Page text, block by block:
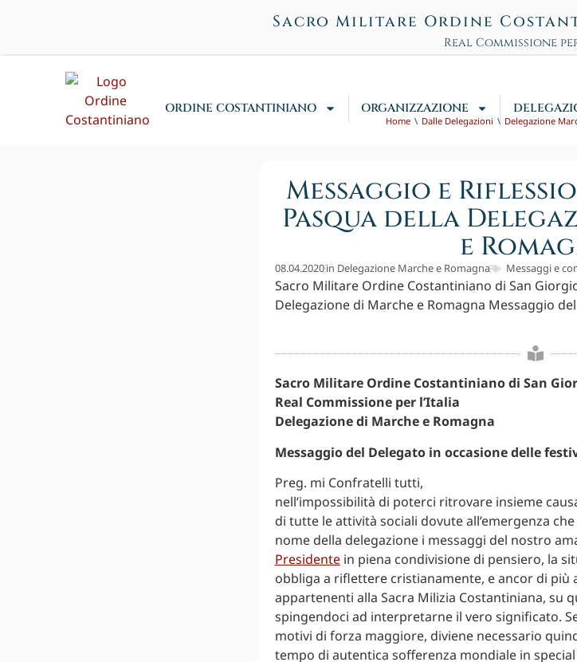
Sacro Militare Ordine
Real Commissione
ORDINE COSTANTINIANO ORGANIZZAZIONE
Home Dalle Delegazioni Delegazione
Messaggio e
Pasqua della
e
08.04.2020in Delegazione Marche e Romagna Messaggi e
Sacro Militare Ordine Costantiniano di San
Delegazione di Marche e Romagna Messaggio
Sacro Militare Ordine Costantiniano di San
Real Commissione per l’Italia
Delegazione di Marche e Romagna
Messaggio del Delegato in occasione delle
Preg. mi Confratelli tutti,
nell’impossibilità di poterci ritrovare insieme
di tutte le attività sociali dovute all’emergenza
nome della delegazione i messaggi del nostro
Presidentein piena condivisione di pensiero, la
obbliga a riflettere cristianamente, e ancor di più
appartenenti alla Sacra Milizia Costantiniana, su
spingendoci ad interpretarne il vero significato.
motivi di forza maggiore, diviene necessario
tempo di autentica sofferenza mondiale in